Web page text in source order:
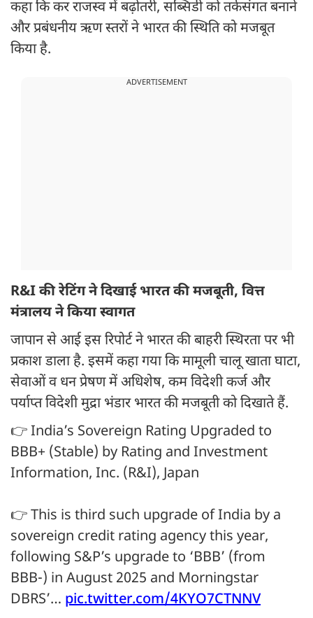
कहा कि कर राजस्व में बढ़ोतरी, सब्सिडी को तर्कसंगत बनाने
और प्रबंधनीय ऋण स्तरों ने भारत की स्थिति को मजबूत
किया है.
ADVERTISEMENT
R&I की रेटिंग ने दिखाई भारत की मजबूती, वित्त
मंत्रालय ने किया स्वागत
जापान से आई इस रिपोर्ट ने भारत की बाहरी स्थिरता पर भी
प्रकाश डाला है. इसमें कहा गया कि मामूली चालू खाता घाटा,
सेवाओं व धन प्रेषण में अधिशेष, कम विदेशी कर्ज और
पर्याप्त विदेशी मुद्रा भंडार भारत की मजबूती को दिखाते हैं.
👉 India’s Sovereign Rating Upgraded to
BBB+ (Stable) by Rating and Investment
Information, Inc. (R&I), Japan
👉 This is third such upgrade of India by a
sovereign credit rating agency this year,
following S&P’s upgrade to ‘BBB’ (from
BBB-) in August 2025 and Morningstar
DBRS’… pic.twitter.com/4KYO7CTNNV